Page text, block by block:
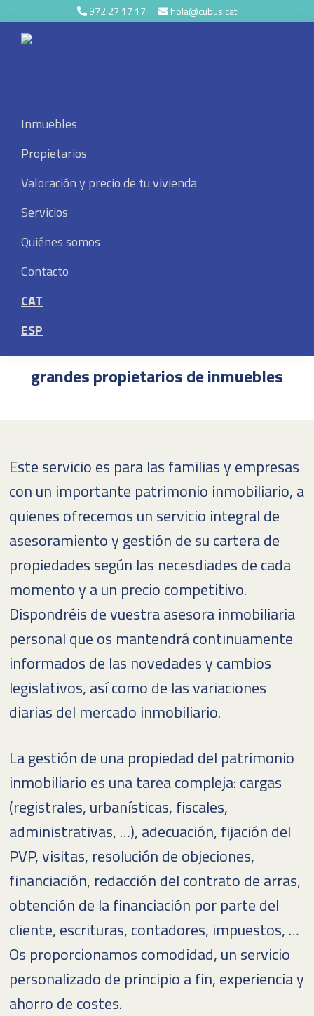
972 27 17 17 hola@cubus.cat
Inmuebles
Propietarios
Valoración y precio de tu vivienda
Servicios
Quiénes somos
Contacto
CAT
ESP
Gestión del
patrimonio
Asesoramiento y gestiones para
grandes propietarios de inmuebles
Este servicio es para las familias y empresas
con un importante patrimonio inmobiliario, a
quienes ofrecemos un servicio integral de
asesoramiento y gestión de su cartera de
propiedades según las necesdiades de cada
momento y a un precio competitivo.
Dispondréis de vuestra asesora inmobiliaria
personal que os mantendrá continuamente
informados de las novedades y cambios
legislativos, así como de las variaciones
diarias del mercado inmobiliario.
La gestión de una propiedad del patrimonio
inmobiliario es una tarea compleja: cargas
(registrales, urbanísticas, fiscales,
administrativas, …), adecuación, fijación del
PVP, visitas, resolución de objeciones,
financiación, redacción del contrato de arras,
obtención de la financiación por parte del
cliente, escrituras, contadores, impuestos, …
Os proporcionamos comodidad, un servicio
personalizado de principio a fin, experiencia y
ahorro de costes.